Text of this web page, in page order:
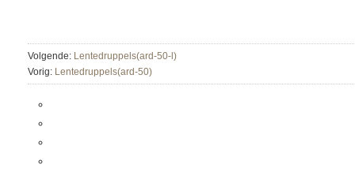
Volgende: Lentedruppels(ard-50-l)
Vorig: Lentedruppels(ard-50)